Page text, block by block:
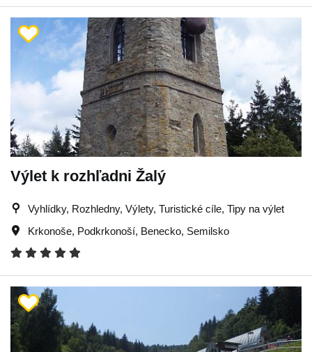
Výlet k rozhľadni Žalý
Vyhlídky, Rozhledny, Výlety, Turistické cíle, Tipy na výlet
Krkonoše, Podkrkonoší, Benecko, Semilsko